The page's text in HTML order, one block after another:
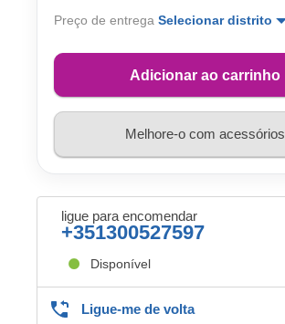
Preço de entrega Selecionar distrito
Adicionar ao carrinho
Melhore-o com acessórios
ligue para encomendar
+351300527597
Disponível
Ligue-me de volta